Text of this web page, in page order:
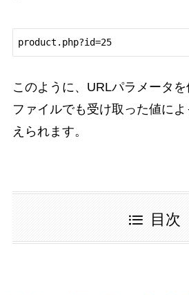
product.php?id=25
このように、URLパラメータ
ファイルでも受け取った値に
えられます。
目次